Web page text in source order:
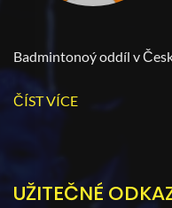
Badmintonoý oddíl v
ČÍST VÍCE
UŽITEČNÉ